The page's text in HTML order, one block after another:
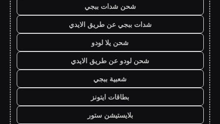
شحن شدات ببجي
شدات ببجي عن طريق الايدي
شحن يلا لودو
شحن لودو عن طريق الايدي
شعبية ببجي
بطاقات ايتونز
بلايستيشن ستور